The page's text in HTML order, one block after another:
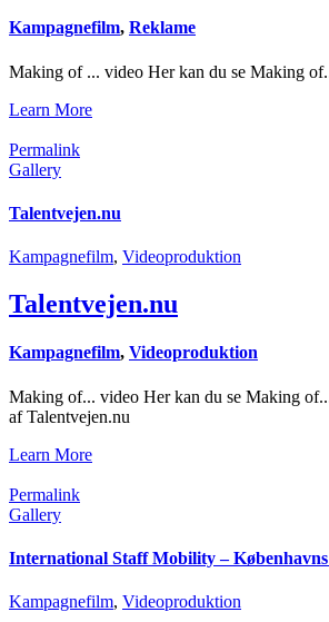
Kampagnefilm, Reklame
Making of ... video Her kan du se Making
Learn More
Permalink
Gallery
Talentvejen.nu
Kampagnefilm, Videoproduktion
Talentvejen.nu
Kampagnefilm, Videoproduktion
Making of... video Her kan du se Making
af Talentvejen.nu
Learn More
Permalink
Gallery
International Staff Mobility –
Kampagnefilm, Videoproduktion